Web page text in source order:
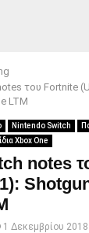
του Fortnite
LTM
Nintendo Switch
Xbox One
notes
1 Δεκεμβρίου 2018